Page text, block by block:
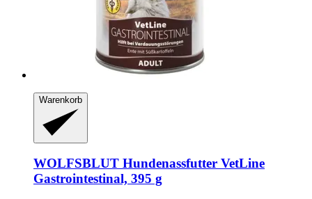
Warenkorb
WOLFSBLUT Hundenassfutter VetLine
Gastrointestinal, 395 g